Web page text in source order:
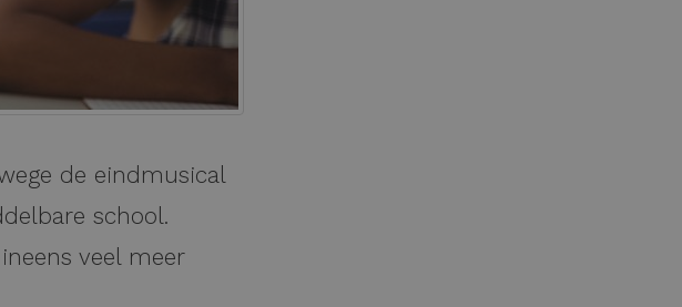
de eindmusical
school.
veel meer